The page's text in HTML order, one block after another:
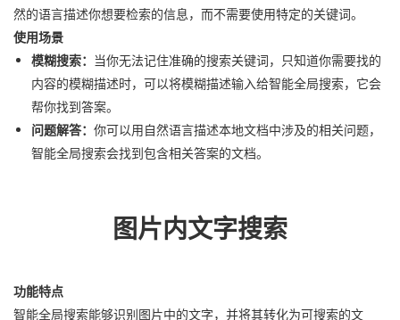
然的语言描述你想要检索的信息，而不需要使用特定的关键词。
使用场景
模糊搜索： 当你无法记住准确的搜索关键词，只知道你需要找的
内容的模糊描述时，可以将模糊描述输入给智能全局搜索，它会
帮你找到答案。
问题解答： 你可以用自然语言描述本地文档中涉及的相关问题，
智能全局搜索会找到包含相关答案的文档。
图片内文字搜索
功能特点
智能全局搜索能够识别图片中的文字，并将其转化为可搜索的文